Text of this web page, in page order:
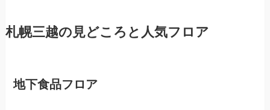
札幌三越の見どころと人気フロア
地下食品フロア